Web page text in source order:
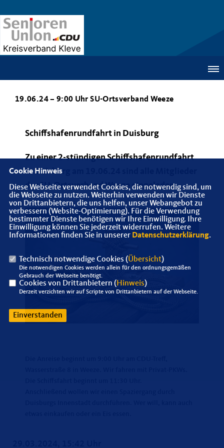
19.06.24 – 9:00 Uhr SU-Ortsverband Weeze
Schiffshafenrundfahrt in Duisburg
Zu einer 2-stündigen Schiffshafenrundfahrt
in Duisburg am 19.06.24 sind alle Mitglieder
der SU-Ortsverband Weeze eingeladen.
Cookie Hinweis
Diese Webseite verwendet Cookies, die notwendig sind, um
die Webseite zu nutzen. Weiterhin verwenden wir Dienste
von Drittanbietern, die uns helfen, unser Webangebot zu
verbessern (Website-Optimierung). Für die Verwendung
bestimmter Dienste benötigen wir Ihre Einwilligung. Ihre
Einwilligung können Sie jederzeit widerrufen. Weitere
Informationen finden Sie in unserer Datenschutzerklärung.
Technisch notwendige Cookies (Übersicht)
Die notwendigen Cookies werden allein für den ordnungsgemäßen
Gebrauch der Webseite benötigt.
Cookies von Drittanbietern (Hinweis)
Derzeit verzichten wir auf Scripte von Drittanbietern auf der Webseite.
Einverstanden